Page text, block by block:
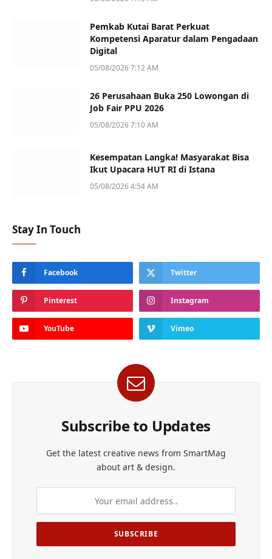
Pemkab Kutai Barat Perkuat
Kompetensi Aparatur dalam Pengadaan
Digital
05/08/2026 7:12 AM
26 Perusahaan Buka 250 Lowongan di
Job Fair PPU 2026
05/08/2026 7:10 AM
Kesempatan Langka! Masyarakat Bisa
Ikut Upacara HUT RI di Istana
05/08/2026 4:54 AM
Stay In Touch
Facebook Twitter
Pinterest Instagram
YouTube Vimeo
Subscribe to Updates
Get the latest creative news from SmartMag
about art & design.